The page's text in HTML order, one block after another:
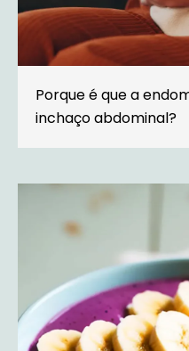
Porque é que a
inchaço abdominal?